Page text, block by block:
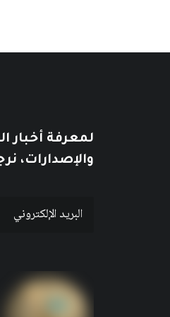
لمعرفة أخبار
والإصدارات،